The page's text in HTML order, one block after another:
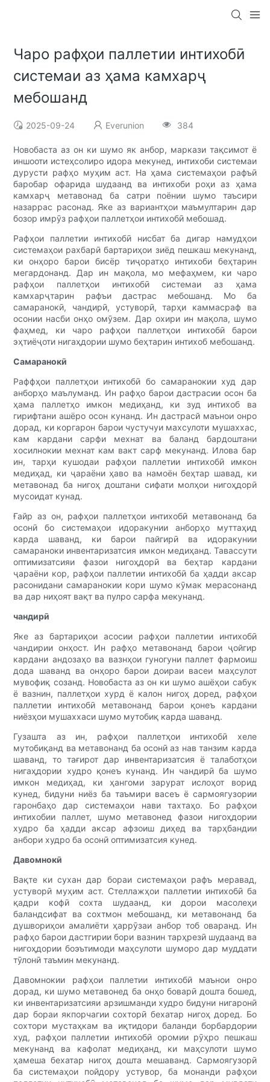
Чаро рафҳои паллетии интихобӣ
системаи аз ҳама камхарҷ
мебошанд
2025-09-24 Everunion 384
Новобаста аз он ки шумо як анбор, маркази тақсимот ё
иншооти истеҳсолиро идора мекунед, интихоби системаи
дурусти рафҳо муҳим аст. На ҳама системаҳои рафъӣ
баробар офарида шудаанд ва интихоби роҳи аз ҳама
камхарҷ метавонад ба сатри поёнии шумо таъсири
назаррас расонад. Яке аз вариантҳои маъмултарин дар
бозор имрӯз рафҳои паллетҳои интихобӣ мебошад.
Рафҳои паллетии интихобӣ нисбат ба дигар намудҳои
системаҳои рахбарӣ бартариҳои зиёд пешкаш мекунанд,
ки онҳоро барои бисёр тиҷоратҳо интихоби беҳтарин
мегардонанд. Дар ин мақола, мо мефаҳмем, ки чаро
рафҳои паллетҳои интихобӣ системаи аз ҳама
камхарҷтарин рафъи дастрас мебошанд. Мо ба
самаранокӣ, чандирӣ, устуворӣ, тарҳи каммасраф ва
осонии насби онҳо омӯзем. Дар охири ин мақола, шумо
фаҳмед, ки чаро рафҳои паллетҳои интихобӣ барои
эҳтиёҷоти нигаҳдории шумо беҳтарин интихоб мебошанд.
Самаранокӣ
Раффҳои паллетҳои интихобӣ бо самаранокии худ дар
анборҳо маълуманд. Ин рафҳо барои дастрасии осон ба
ҳама паллетҳо имкон медиҳанд, ки зуд интихоб ва
гирифтани ашёро осон кунанд. Ин дастрасй маънои онро
дорад, ки коргарон барои чустучуи махсулоти мушаххас,
кам кардани сарфи мехнат ва баланд бардоштани
хосилнокии мехнат кам вакт сарф мекунанд. Илова бар
ин, тарҳи кушодаи рафҳои паллетии интихобӣ имкон
медиҳад, ки ҷараёни ҳаво ва намоён беҳтар шавад, ки
метавонад ба нигоҳ доштани сифати молҳои нигоҳдорӣ
мусоидат кунад.
Ғайр аз он, рафҳои паллетҳои интихобӣ метавонанд ба
осонӣ бо системаҳои идоракунии анборҳо муттаҳид
карда шаванд, ки барои пайгирӣ ва идоракунии
самараноки инвентаризатсия имкон медиҳанд. Тавассути
оптимизатсияи фазои нигоҳдорӣ ва беҳтар кардани
ҷараёни кор, рафҳои паллетии интихобӣ ба ҳадди аксар
расонидани самаранокии кори шумо кӯмак мерасонанд
ва дар ниҳоят вақт ва пулро сарфа мекунанд.
чандирӣ
Яке аз бартариҳои асосии рафҳои паллетии интихобӣ
чандирии онҳост. Ин рафҳо метавонанд барои ҷойгир
кардани андозаҳо ва вазнҳои гуногуни паллет фармоиш
дода шаванд ва онҳоро барои доираи васеи маҳсулот
мувофиқ созанд. Новобаста аз он ки шумо ашёҳои сабук
ё вазнин, паллетҳои хурд ё калон нигоҳ доред, рафҳои
паллетии интихобӣ метавонанд барои қонеъ кардани
ниёзҳои мушаххаси шумо мутобиқ карда шаванд.
Гузашта аз ин, рафҳои паллетҳои интихобӣ хеле
мутобиқанд ва метавонанд ба осонӣ аз нав танзим карда
шаванд, то тағирот дар инвентаризатсия ё талаботҳои
нигаҳдории худро қонеъ кунанд. Ин чандирӣ ба шумо
имкон медиҳад, ки ҳангоми зарурат ислоҳот ворид
кунед, бидуни ниёз ба таъмири васеъ ё сармоягузории
гаронбаҳо дар системаҳои нави тахтаҳо. Бо рафҳои
интихобии паллет, шумо метавонед фазои нигоҳдории
худро ба ҳадди аксар афзоиш диҳед ва тарҳбандии
анбори худро ба осонӣ оптимизатсия кунед.
Давомнокӣ
Вақте ки сухан дар бораи системаҳои рафъ меравад,
устуворӣ муҳим аст. Стеллажҳои паллетии интихобӣ ба
қадри кофӣ сохта шудаанд, ки дорои масолеҳи
баландсифат ва сохтмон мебошанд, ки метавонанд ба
душвориҳои амалиёти ҳаррӯзаи анбор тоб оваранд. Ин
рафҳо барои дастгирии бори вазнин тарҳрезӣ шудаанд ва
нигоҳдории боэътимоди маҳсулоти шуморо дар муддати
тӯлонӣ таъмин мекунанд.
Давомнокии рафҳои паллетии интихобӣ маънои онро
дорад, ки шумо метавонед ба онҳо боварӣ дошта бошед,
ки инвентаризатсияи арзишманди худро бидуни нигаронӣ
дар бораи якпорчагии сохторӣ бехатар нигоҳ доред. Бо
сохтори мустаҳкам ва иқтидори баланди борбардории
худ, рафҳои паллетии интихобӣ оромии рӯҳро пешкаш
мекунанд ва кафолат медиҳанд, ки маҳсулоти шумо
ҳамеша бехатар нигоҳ дошта мешаванд. Сармоягузорӣ
ба системаҳои пойдору устувор, ба монанди рафҳои